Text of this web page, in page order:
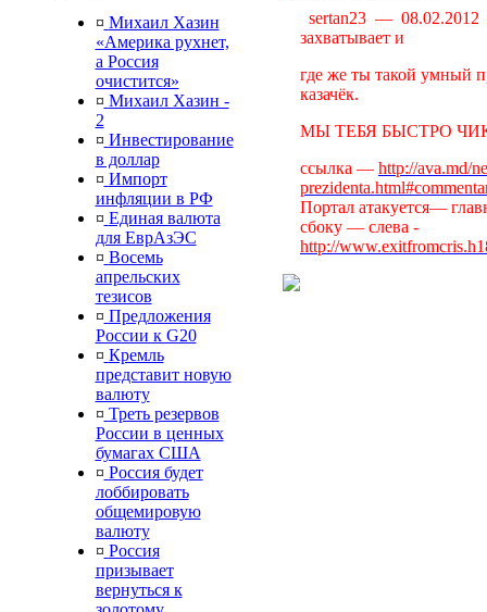
¤ Михаил Хазин
«Америка рухнет,
а Россия
очистится»
¤ Михаил Хазин -
2
¤ Инвестирование
в доллар
¤ Импорт
инфляции в РФ
¤ Единая валюта
для ЕврАзЭС
¤ Восемь
апрельских
тезисов
¤ Предложения
России к G20
¤ Кремль
представит новую
валюту
¤ Треть резервов
России в ценных
бумагах США
¤ Россия будет
лоббировать
общемировую
валюту
¤ Россия
призывает
вернуться к
sertan23 —
захватывает и
где же ты такой умный
казачёк.
МЫ ТЕБЯ БЫСТРО
ссылка — http://ava.md/
Портал атакуется—
сбоку — слева -
http://